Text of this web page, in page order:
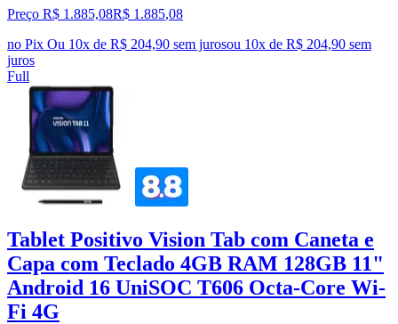
Preço R$ 1.885,08R$ 1.885,08
no Pix Ou 10x de R$ 204,90 sem jurosou 10x de R$ 204,90 sem
juros
Full
Tablet Positivo Vision Tab com Caneta e
Capa com Teclado 4GB RAM 128GB 11"
Android 16 UniSOC T606 Octa-Core Wi-
Fi 4G